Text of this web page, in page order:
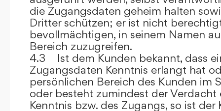
die Zugangsdaten geheim halten
Dritter schützen; er ist nicht
bevollmächtigen, in seinem Namen
Bereich zuzugreifen.
4.3 Ist dem Kunden bekannt, dass
Zugangsdaten Kenntnis erlangt hat
persönlichen Bereich des Kunden im
oder besteht zumindest der Verdacht
Kenntnis bzw. des Zugangs, so ist